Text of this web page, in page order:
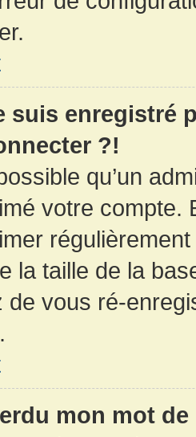
suis enregistré
?!
qu’un
votre compte.
la taille de la
de vous ré-
mon mot